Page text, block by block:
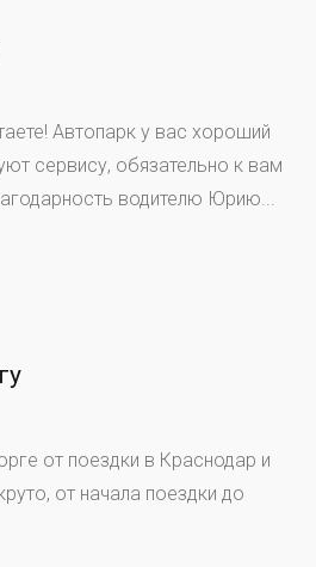
Автопарк у вас хороший
сервису, обязательно к вам
водителю Юрию...
от поездки в Краснодар и
от начала поездки до